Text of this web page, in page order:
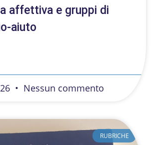
affettiva e gruppi di
aiuto
Nessun commento
RUBRICHE